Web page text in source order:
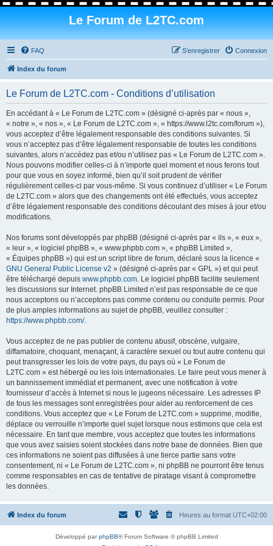
Le Forum de L2TC.com
FAQ Connexion
S’enregistrer
Index du forum
Le Forum de L2TC.com - Conditions d’utilisation
En accédant à « Le Forum de L2TC.com » (désigné ci-après par « nous »,
« notre », « nos », « Le Forum de L2TC.com », « https://www.l2tc.com/forum »),
vous acceptez d’être légalement responsable des conditions suivantes. Si
vous n’acceptez pas d’être légalement responsable de toutes les conditions
suivantes, alors n’accédez pas et/ou n’utilisez pas « Le Forum de L2TC.com ».
Nous pouvons modifier celles-ci à n’importe quel moment et nous ferons tout
pour que vous en soyez informé, bien qu’il soit prudent de vérifier
régulièrement celles-ci par vous-même. Si vous continuez d’utiliser « Le Forum
de L2TC.com » alors que des changements ont été effectués, vous acceptez
d’être légalement responsable des conditions découlant des mises à jour et/ou
modifications.
Nos forums sont développés par phpBB (désigné ci-après par « ils », « eux »,
« leur », « logiciel phpBB », « www.phpbb.com », « phpBB Limited »,
« Équipes phpBB ») qui est un script libre de forum, déclaré sous la licence «
GNU General Public License v2 » (désigné ci-après par « GPL ») et qui peut
être téléchargé depuis www.phpbb.com. Le logiciel phpBB facilite seulement
les discussions sur Internet. phpBB Limited n’est pas responsable de ce que
nous acceptons ou n’acceptons pas comme contenu ou conduite permis. Pour
de plus amples informations au sujet de phpBB, veuillez consulter :
https://www.phpbb.com/.
Vous acceptez de ne pas publier de contenu abusif, obscène, vulgaire,
diffamatoire, choquant, menaçant, à caractère sexuel ou tout autre contenu qui
peut transgresser les lois de votre pays, du pays où « Le Forum de
L2TC.com » est hébergé ou les lois internationales. Le faire peut vous mener à
un bannissement immédiat et permanent, avec une notification à votre
fournisseur d’accès à Internet si nous le jugeons nécessaire. Les adresses IP
de tous les messages sont enregistrées pour aider au renforcement de ces
conditions. Vous acceptez que « Le Forum de L2TC.com » supprime, modifie,
déplace ou verrouille n’importe quel sujet lorsque nous estimons que cela est
nécessaire. En tant que membre, vous acceptez que toutes les informations
que vous avez saisies soient stockées dans notre base de données. Bien que
ces informations ne soient pas diffusées à une tierce partie sans votre
consentement, ni « Le Forum de L2TC.com », ni phpBB ne pourront être tenus
comme responsables en cas de tentative de piratage visant à compromettre
les données.
Index du forum Heures au format UTC+02:00
Développé parphpBB® Forum Software © phpBB Limited